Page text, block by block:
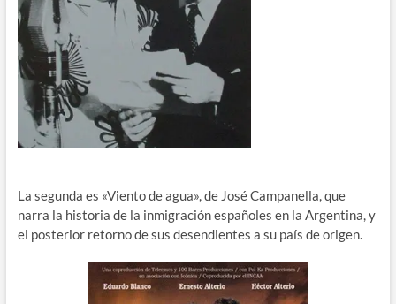
La segunda es «Viento de agua», de José Campanella, que
narra la historia de la inmigración españoles en la Argentina, y
el posterior retorno de sus desendientes a su país de origen.